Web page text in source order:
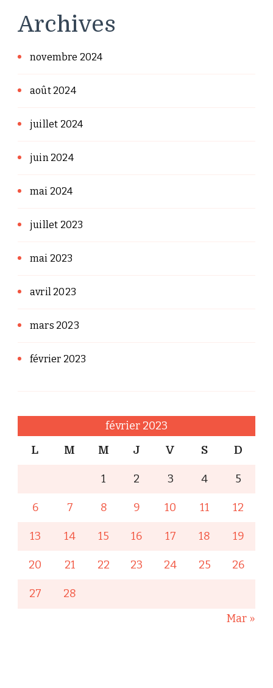
Archives
novembre 2024
août 2024
juillet 2024
juin 2024
mai 2024
juillet 2023
mai 2023
avril 2023
mars 2023
février 2023
février 2023
L M M J V S D
1 2 3 4 5
6 7 8 9 10 11 12
13 14 15 16 17 18 19
20 21 22 23 24 25 26
27
28
Mar »